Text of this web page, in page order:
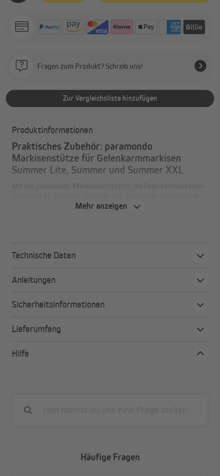
Fragen zum Produkt? Schreib uns!
Zur Vergleichsliste hinzufügen
Produktinformationen
Praktisches Zubehör: paramondo
Markisenstütze für Gelenkarmmarkisen
Summer Lite, Summer und Summer XXL
deiner Sonnenschutzmarkise bei leichtem Wind mehr Stabilität.
Alle Vorteile auf einen Blick
seitlich in das Ausfallprofil der Sonnenschutzmarkise.
Höhen von 150 cm bis 300 cm ab.
Mehr anzeigen
Technische Daten
Anleitungen
Sicherheitsinformationen
Lieferumfang
Hilfe
Häufige Fragen